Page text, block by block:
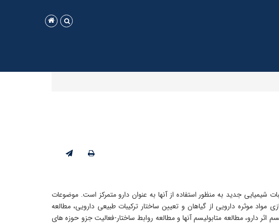
جدید به منظور استفاده از آنها به عنوان دارو متمرکز است. موضوعات
موثره دارویی از گیاهان و تعیین ساختار ترکیبات طبیعی دارویی، مطالعه
دارو، مطالعه متابولیسم آنها و مطالعه روابط ساختار-فعالیت جزو حوزه های